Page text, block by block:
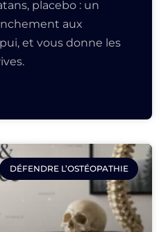
placebo : un
aux
et vous donne les
DÉFENDRE L’OSTÉOPATHIE